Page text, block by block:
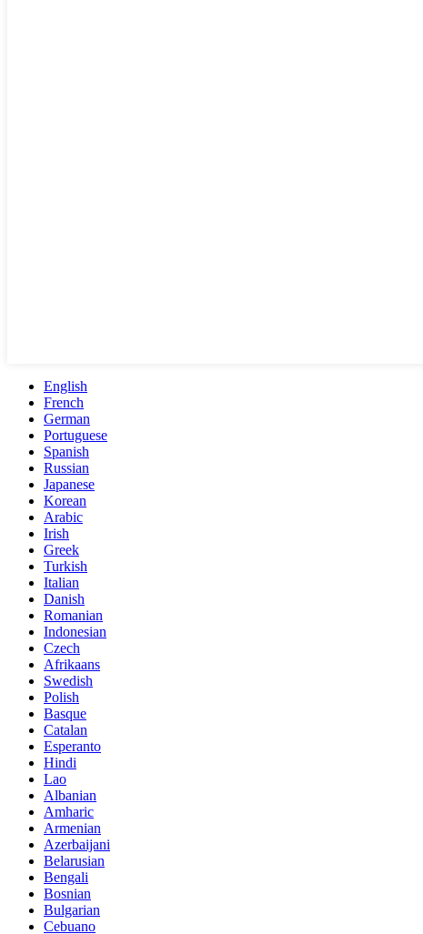
English
French
German
Portuguese
Spanish
Russian
Japanese
Korean
Arabic
Irish
Greek
Turkish
Italian
Danish
Romanian
Indonesian
Czech
Afrikaans
Swedish
Polish
Basque
Catalan
Esperanto
Hindi
Lao
Albanian
Amharic
Armenian
Azerbaijani
Belarusian
Bengali
Bosnian
Bulgarian
Cebuano